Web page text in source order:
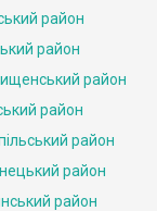
район
район
район
район
район
район
район